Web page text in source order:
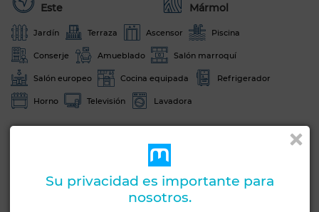
Este Mármol
Jardín Terraza Ascensor Piscina
Conserje Amueblado Salón marroquí
Salón europeo Cocina equipada Refrigerador
Horno Televisión Lavadora
Su privacidad es importante para
nosotros.